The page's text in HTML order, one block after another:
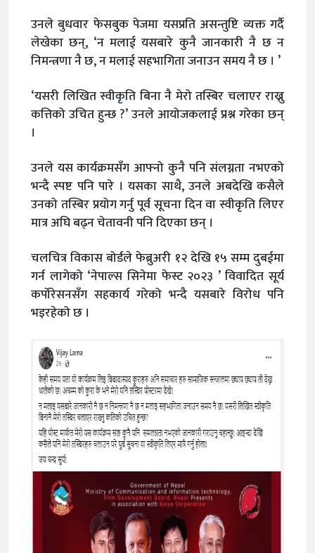
उनले बुधवार फेसबुक पेजमा यसप्रति असन्तुष्टि व्यक्त गर्दै
लेखेका छन्, ‘न मलाई यसबारे कुनै जानकारी नै छ न
निमन्त्रणा नै छ, न मलाई सहभागिता जनाउन समय नै छ । ’
‘यसरी लिखित स्वीकृति बिना नै मेरो तस्बिर चलाएर राख्नु
कत्तिको उचित हुन्छ ?’ उनले आयोजकलाई प्रश्न गरेका छन्
।
उनले यस कार्यक्रमसँग आफ्नो कुनै पनि संलग्नता नभएको
भन्दै स्पष्ट पनि पारे । यसका साथै, उनले अबदेखि कसैले
उनको तस्बिर प्रयोग गर्नु पूर्व सूचना दिन वा स्वीकृति लिएर
मात्र अघि बढ्न चेतावनी पनि दिएका छन् ।
चलचित्र विकास बोर्डले फेब्रुअरी १२ देखि १५ सम्म दुबईमा
गर्न लागेको ‘नेपाल्स सिनेमा फेस्ट २०२३ ’ विवादित सूर्य
कर्पोरेसनसँग सहकार्य गरेको भन्दै यसबारे विरोध पनि
भइरहेको छ ।